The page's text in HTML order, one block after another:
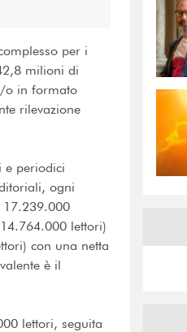
per i
milioni di
o in formato
rilevazione
e periodici
ogni
lettori)
con una netta
è il
lettori, seguita